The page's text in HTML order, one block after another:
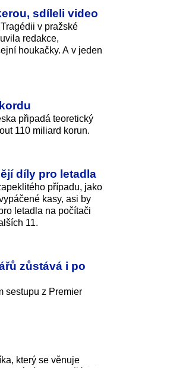
sdíleli video
v pražské
redakce,
houkačky. A v jeden
připadá teoretický
110 miliard korun.
díly pro letadla
případu, jako
kasy, asi by
letadla na počítači
11.
zůstává i po
sestupu z Premier
který se věnuje